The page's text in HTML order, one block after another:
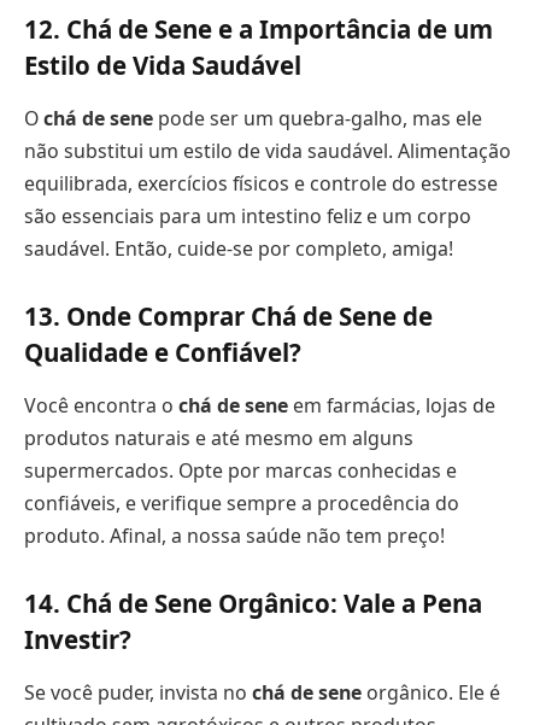
12. Chá de Sene e a Importância de um
Estilo de Vida Saudável
Ochá de sene pode ser um quebra-galho, mas ele
não substitui um estilo de vida saudável. Alimentação
equilibrada, exercícios físicos e controle do estresse
são essenciais para um intestino feliz e um corpo
saudável. Então, cuide-se por completo, amiga!
13. Onde Comprar Chá de Sene de
Qualidade e Confiável?
Você encontra o chá de sene em farmácias, lojas de
produtos naturais e até mesmo em alguns
supermercados. Opte por marcas conhecidas e
confiáveis, e verifique sempre a procedência do
produto. Afinal, a nossa saúde não tem preço!
14. Chá de Sene Orgânico: Vale a Pena
Investir?
Se você puder, invista no chá de sene orgânico. Ele é